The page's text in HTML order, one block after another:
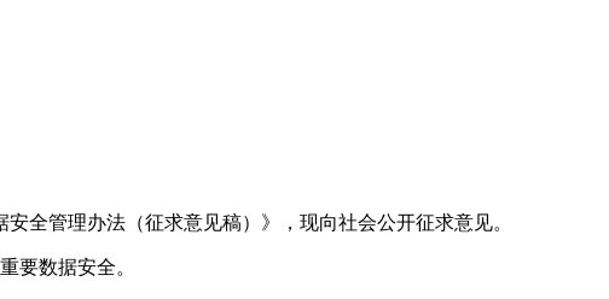
全管理办法（征求意见稿）》，现向社会公开征求意见。
要数据安全。